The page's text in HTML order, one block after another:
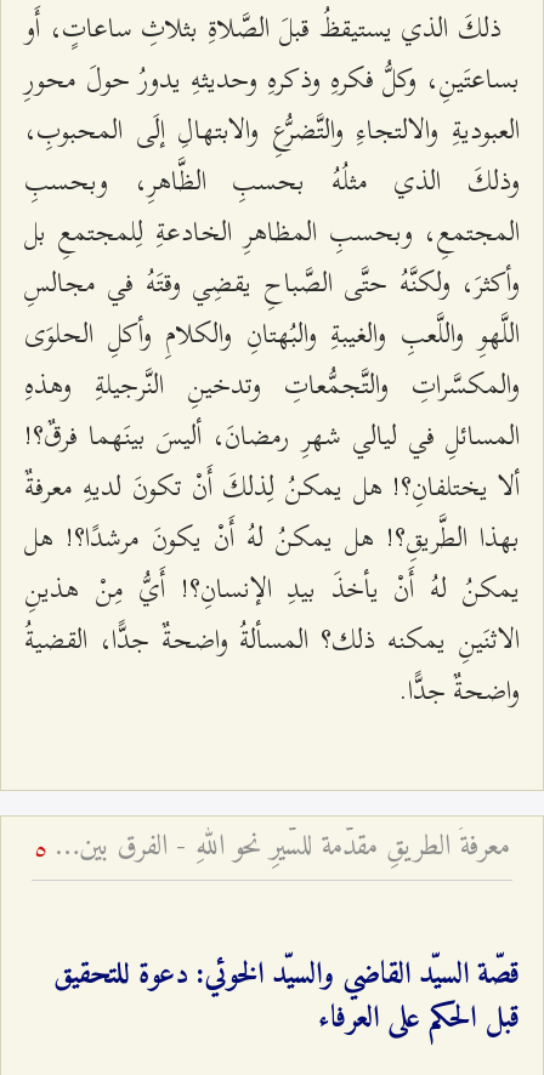
ذلكَ الذي يستيقظُ قبلَ الصَّلاةِ بثلاثِ ساعاتٍ، أَو
بساعتَينِ، وكلُّ فكرهِ وذكرهِ وحديثهِ يدورُ حولَ محورِ
العبوديةِ والالتجاءِ والتَّضرُّعِ والابتهالِ إلَى المحبوبِ،
وذلكَ الذي مثلُهُ بحسبِ الظَّاهرِ، وبحسبِ
المجتمعِ، وبحسبِ المظاهرِ الخادعةِ لِلمجتمعِ بل
وأكثرَ، ولكنَّهُ حتَّى الصَّباحِ يقضِي وقتَهُ في مجالسِ
اللَّهوِ واللَّعبِ والغيبةِ والبُهتانِ والكلامِ وأكلِ الحلوَى
والمكسَّراتِ والتَّجمُّعاتِ وتدخينِ النَّرجيلةِ وهذهِ
المسائلِ في ليالي شهرِ رمضانَ، أليسَ بينَهما فرقٌ؟!
ألا يختلفانِ؟! هل يمكنُ لِذلكَ أَنْ تكونَ لديهِ معرفةٌ
بهذا الطَّريقِ؟! هل يمكنُ لهُ أَنْ يكونَ مرشدًا؟! هل
يمكنُ لهُ أَنْ يأخذَ بيدِ الإنسانِ؟! أَيُّ مِنْ هذينِ
الاثنَينِ يمكنه ذلك؟ المسألةُ واضحةٌ جدًّا، القضيةُ
واضحةٌ جدًّا.
معرفةُ الطريقِ مقدّمة للسَّيرِ نحو اللهِ - الفرق بين المعرفة الحقّة والادّعاء 5
قصّة السيّد القاضي والسيّد الخوئي: دعوة للتحقيق
قبل الحكم على العرفاء